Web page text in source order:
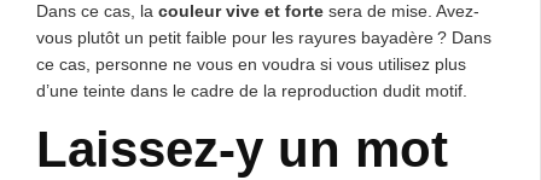
Dans ce cas, la couleur vive et forte sera de mise. Avez-
vous plutôt un petit faible pour les rayures bayadère ? Dans
ce cas, personne ne vous en voudra si vous utilisez plus
d’une teinte dans le cadre de la reproduction dudit motif.
Laissez-y un mot